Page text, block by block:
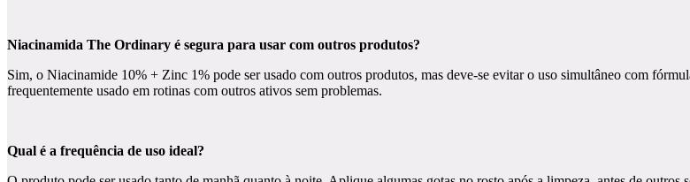
Niacinamida The Ordinary é segura para usar com outros produtos?
Sim, o Niacinamide 10% + Zinc 1% pode ser usado com outros produtos, mas deve-se evitar o uso simultâneo com
frequentemente usado em rotinas com outros ativos sem problemas.
Qual é a frequência de uso ideal?